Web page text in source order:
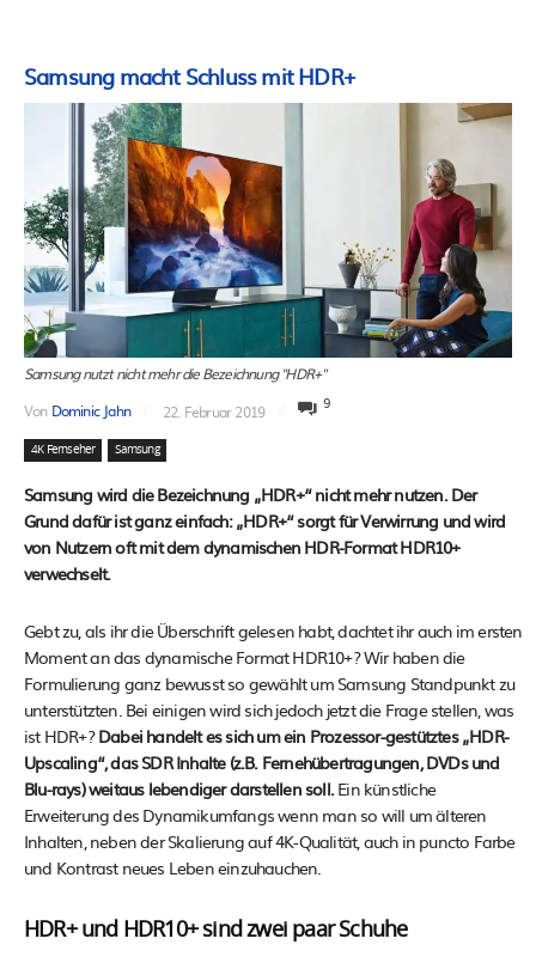
Samsung macht Schluss mit HDR+
Samsung nutzt nicht mehr die Bezeichnung "HDR+"
Von Dominic Jahn 22. Februar 2019 9
4K Fernseher Samsung
Samsung wird die Bezeichnung „HDR+“ nicht mehr nutzen. Der
Grund dafür ist ganz einfach: „HDR+“ sorgt für Verwirrung und wird
von Nutzern oft mit dem dynamischen HDR-Format HDR10+
verwechselt.
Gebt zu, als ihr die Überschrift gelesen habt, dachtet ihr auch im ersten
Moment an das dynamische Format HDR10+? Wir haben die
Formulierung ganz bewusst so gewählt um Samsung Standpunkt zu
unterstützten. Bei einigen wird sich jedoch jetzt die Frage stellen, was
ist HDR+?Dabei handelt es sich um ein Prozessor-gestütztes „HDR-
Upscaling“, das SDR Inhalte (z.B. Fernehübertragungen, DVDs und
Blu-rays) weitaus lebendiger darstellen soll.Ein künstliche
Erweiterung des Dynamikumfangs wenn man so will um älteren
Inhalten, neben der Skalierung auf 4K-Qualität, auch in puncto Farbe
und Kontrast neues Leben einzuhauchen.
HDR+ und HDR10+ sind zwei paar Schuhe